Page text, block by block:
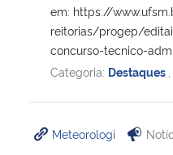
em: https://
reitorias/progep/
concurso-tecnico-
Categoria: Destaques
Meteorologi